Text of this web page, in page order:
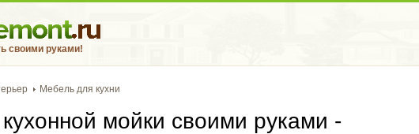
своими руками!
Мебель для кухни
мойки своими руками -